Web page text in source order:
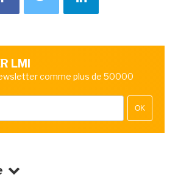
LMI
comme plus de 50000
OK